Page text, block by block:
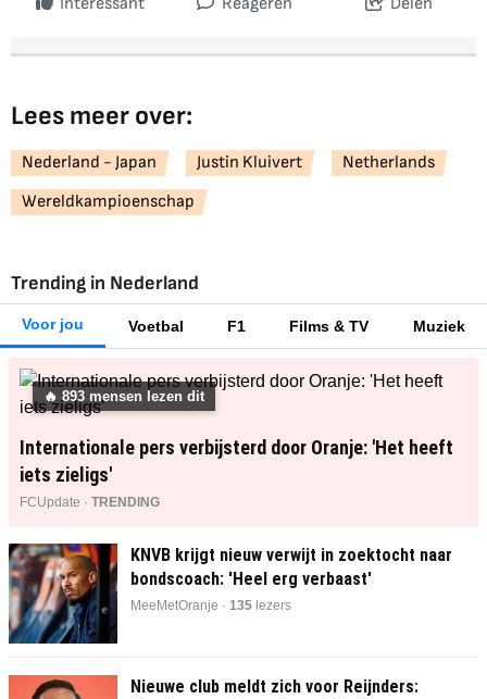
Interessant Reageren Delen
Lees meer over:
Nederland - Japan Justin Kluivert
Netherlands
Wereldkampioenschap
Trending in Nederland
Voor jou Voetbal F1 Films & TV Muziek
🔥891 mensen lezen dit
Internationale pers verbijsterd door Oranje: 'Het heeft
iets zieligs'
FCUpdate · TRENDING
KNVB krijgt nieuw verwijt in zoektocht naar
bondscoach: 'Heel erg verbaast'
MeeMetOranje · 135 lezers
Nieuwe club meldt zich voor Reijnders: